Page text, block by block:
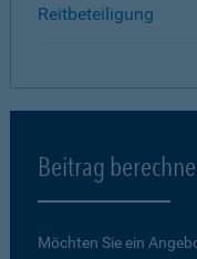
Reitbeteiligung
Beitrag
Möchten Sie ein